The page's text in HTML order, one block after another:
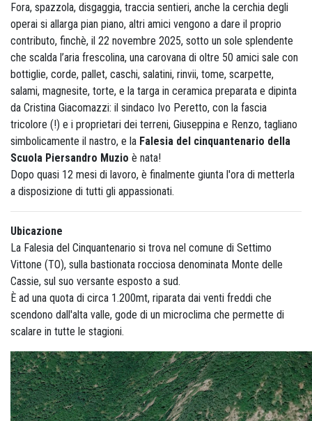
Fora, spazzola, disgaggia, traccia sentieri, anche la cerchia degli
operai si allarga pian piano, altri amici vengono a dare il proprio
contributo, finchè, il 22 novembre 2025, sotto un sole splendente
che scalda l’aria frescolina, una carovana di oltre 50 amici sale con
bottiglie, corde, pallet, caschi, salatini, rinvii, tome, scarpette,
salami, magnesite, torte, e la targa in ceramica preparata e dipinta
da Cristina Giacomazzi: il sindaco Ivo Peretto, con la fascia
tricolore (!) e i proprietari dei terreni, Giuseppina e Renzo, tagliano
simbolicamente il nastro, e la Falesia del cinquantenario della
Scuola Piersandro Muzio è nata!
Dopo quasi 12 mesi di lavoro, è finalmente giunta l'ora di metterla
a disposizione di tutti gli appassionati.
Ubicazione
La Falesia del Cinquantenario si trova nel comune di Settimo
Vittone (TO), sulla bastionata rocciosa denominata Monte delle
Cassie, sul suo versante esposto a sud.
È ad una quota di circa 1.200mt, riparata dai venti freddi che
scendono dall'alta valle, gode di un microclima che permette di
scalare in tutte le stagioni.